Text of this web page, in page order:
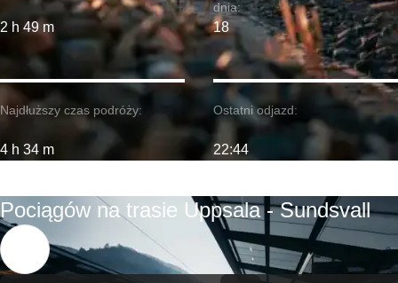
2 h 49 m
Najdłuższy czas podróży:
4 h 34 m
dnia:
18
Ostatni odjazd:
22:44
Pociągów na trasie Uppsala - Sundsvall